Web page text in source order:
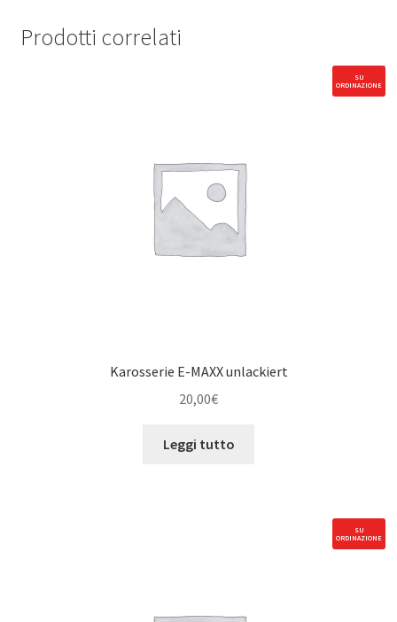
Prodotti correlati
SU
ORDINAZIONE
Karosserie E-MAXX unlackiert
20,00€
Leggi tutto
SU
ORDINAZIONE